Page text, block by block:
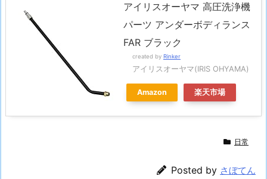
アイリスオーヤマ 高圧洗浄機
パーツ アンダーボディランス
FAR ブラック
created by Rinker
アイリスオーヤマ(IRIS OHYAMA)
Amazon 楽天市場
日常
Posted by さぼてん